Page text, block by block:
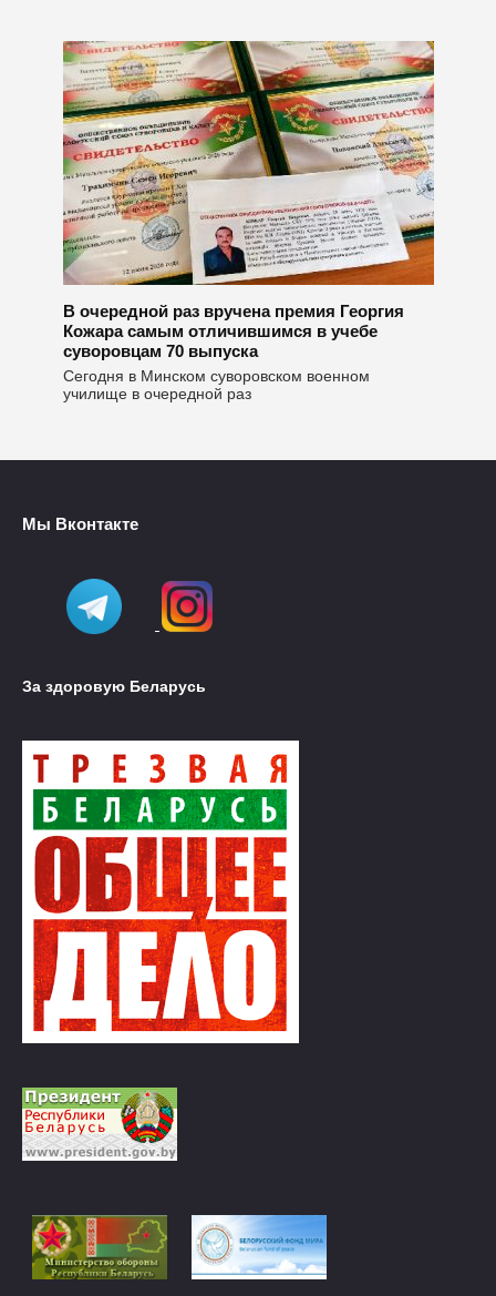
В очередной раз вручена премия Георгия
Кожара самым отличившимся в учебе
суворовцам 70 выпуска
Сегодня в Минском суворовском военном
училище в очередной раз
Мы Вконтакте
За здоровую Беларусь